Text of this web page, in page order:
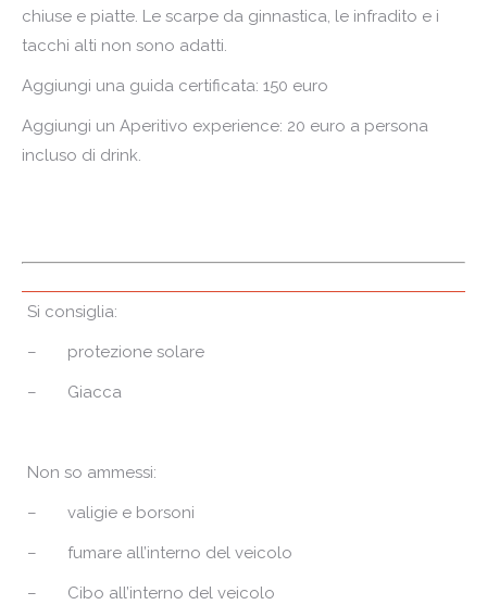
chiuse e piatte. Le scarpe da ginnastica, le infradito e i
tacchi alti non sono adatti.
Aggiungi una guida certificata: 150 euro
Aggiungi un Aperitivo experience: 20 euro a persona
incluso di drink.
Si consiglia:
– protezione solare
– Giacca
Non so ammessi:
– valigie e borsoni
– fumare all’interno del veicolo
– Cibo all’interno del veicolo